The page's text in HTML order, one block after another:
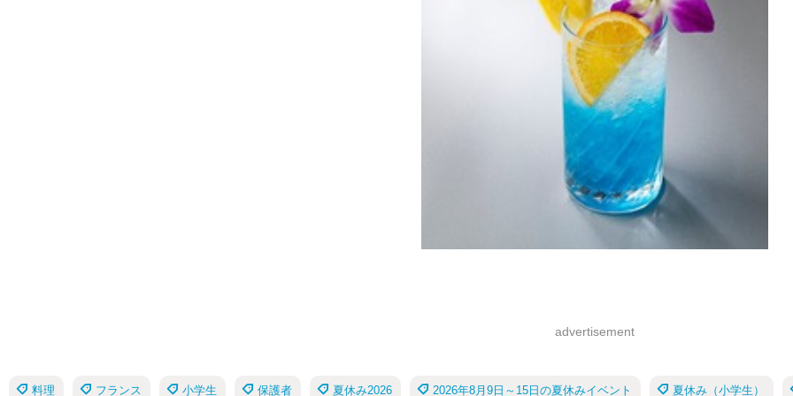
advertisement
料理 フランス 小学生 保護者 夏休み2026 2026年8月9日～15日の夏休みイベント 夏休み（小学生）